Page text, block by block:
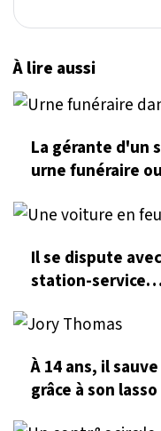
À lire aussi
La gérante d'un
urne funéraire
Il se dispute
station-
À 14 ans, il
grâce à son lasso